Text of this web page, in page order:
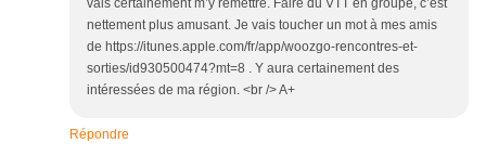
vais certainement m’y remettre. Faire du VTT en groupe, c’est
nettement plus amusant. Je vais toucher un mot à mes amis
de https://itunes.apple.com/fr/app/woozgo-rencontres-et-
sorties/id930500474?mt=8 . Y aura certainement des
intéressées de ma région. <br /> A+
Répondre